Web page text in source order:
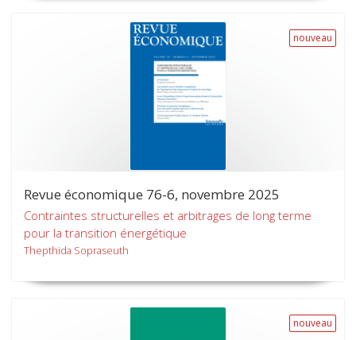
nouveau
Revue économique 76-6, novembre 2025
Contraintes structurelles et arbitrages de long terme
pour la transition énergétique
Thepthida Sopraseuth
nouveau